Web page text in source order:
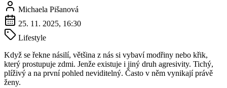
Michaela Pišanová
25. 11. 2025, 16:30
Lifestyle
Když se řekne násilí, většina z nás si vybaví modřiny nebo křik,
který prostupuje zdmi. Jenže existuje i jiný druh agresivity. Tichý,
plíživý a na první pohled neviditelný. Často v něm vynikají právě
ženy.